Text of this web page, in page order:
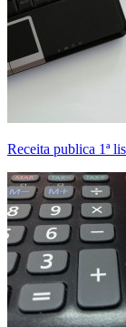
Receita publica 1ª